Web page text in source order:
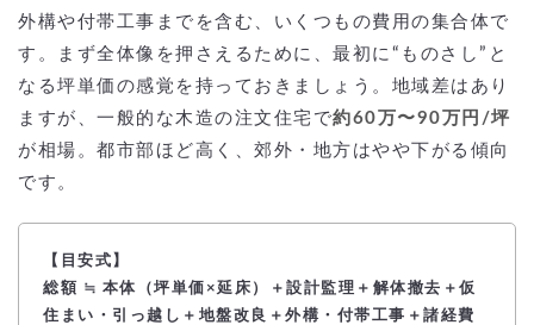
外構や付帯工事までを含む、いくつもの費用の集合体で
す。まず全体像を押さえるために、最初に“ものさし”と
なる坪単価の感覚を持っておきましょう。地域差はあり
ますが、一般的な木造の注文住宅で約60万〜90万円/坪
が相場。都市部ほど高く、郊外・地方はやや下がる傾向
です。
【目安式】
総額 ≒ 本体（坪単価×延床）＋設計監理＋解体撤去＋仮
住まい・引っ越し＋地盤改良＋外構・付帯工事＋諸経費